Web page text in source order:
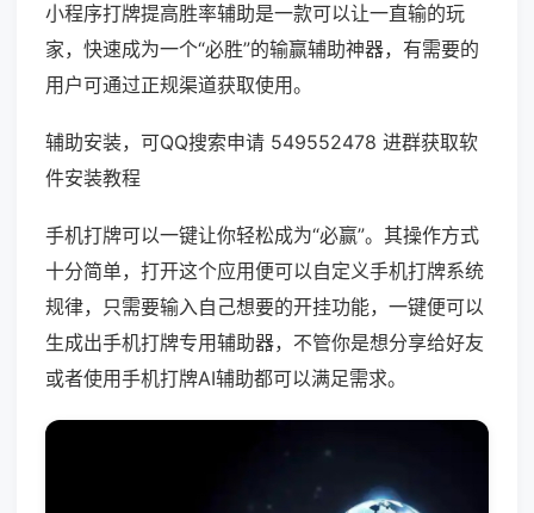
小程序打牌提高胜率辅助是一款可以让一直输的玩
家，快速成为一个“必胜”的输赢辅助神器，有需要的
用户可通过正规渠道获取使用。
辅助安装，可QQ搜索申请 549552478 进群获取软
件安装教程
手机打牌可以一键让你轻松成为“必赢”。其操作方式
十分简单，打开这个应用便可以自定义手机打牌系统
规律，只需要输入自己想要的开挂功能，一键便可以
生成出手机打牌专用辅助器，不管你是想分享给好友
或者使用手机打牌AI辅助都可以满足需求。